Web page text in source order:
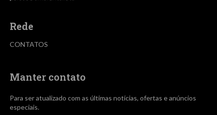
Rede
CONTATOS
Manter contato
Para ser atualizado com as últimas notícias, ofertas e anúncios
especiais.